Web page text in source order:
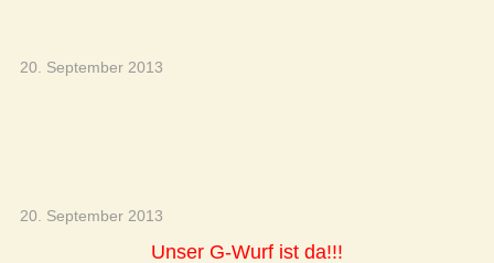
20. September 2013
20. September 2013
Unser G-Wurf ist da!!!